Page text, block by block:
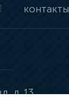
контакты
д. 13